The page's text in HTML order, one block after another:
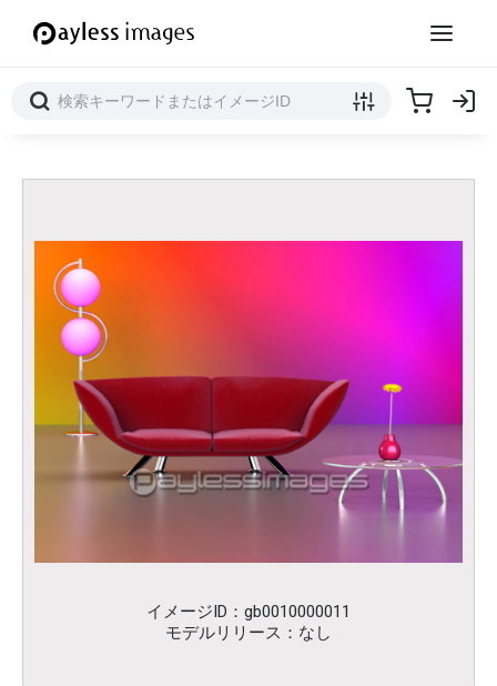
イメージID：gb0010000011
モデルリリース：なし